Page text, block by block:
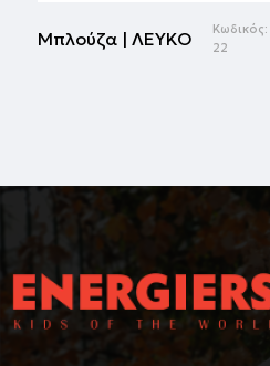
Μπλούζα | ΛΕΥΚΟ Κωδικός:
22